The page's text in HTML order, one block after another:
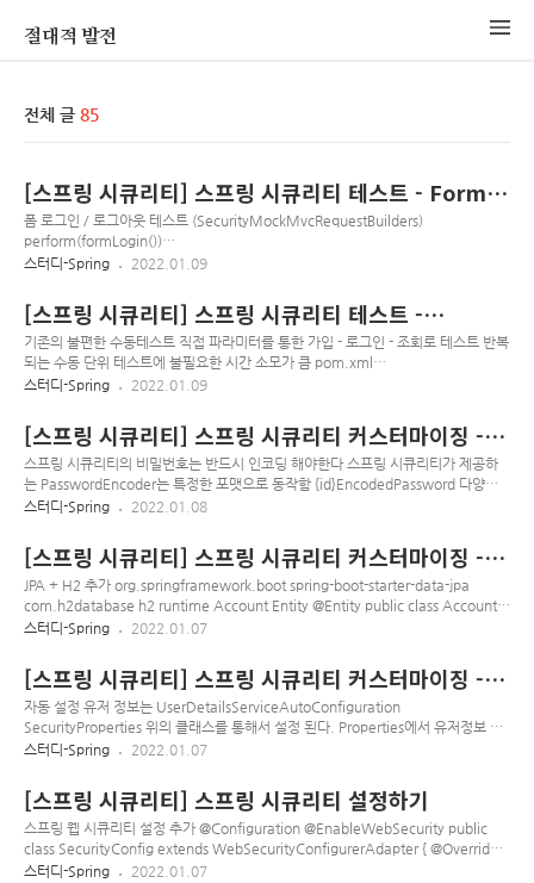
절대적 발전
전체 글 85
[스프링 시큐리티] 스프링 시큐리티 테스트 - Form
Login
폼 로그인 / 로그아웃 테스트 (SecurityMockMvcRequestBuilders)
perform(formLogin())
perform(formLogin().user("admin").password("123")) perform(logout())
username = "twlee"; String password = "123"; Account user =
createUser(username, password);
mockMvc.perform(formLogin().user(user.getUsername()).password(pass
word)) .andExpect(authent..
스터디-Spring 2022.01.09
[스프링 시큐리티] 스프링 시큐리티 테스트 -
RequestPostProcessor, Annotations
기존의 불편한 수동테스트 직접 파라미터를 통한 가입 - 로그인 - 조회로 테스트 반복
되는 수동 단위 테스트에 불필요한 시간 소모가 큼 pom.xml
org.springframework.security spring-security-test test ${spring-
SecurityMockMvcRequestPostProcessors를 이용한 테스트 방법
@ExtendWith(SpringExtension.class) @SpringBootTest
@AutoConfigureMockMvc public class AccountControllerTest {
@Autowired MockMvc mockMvc; @Test public..
스터디-Spring 2022.01.09
[스프링 시큐리티] 스프링 시큐리티 커스터마이징 -
PasswordEncoder
스프링 시큐리티의 비밀번호는 반드시 인코딩 해야한다 스프링 시큐리티가 제공하
는 PasswordEncoder는 특정한 포맷으로 동작함 {id}EncodedPassword 다양한
전략의 패스워드 인코더를 사용할 수 있다. @Bean public PasswordEncoder
PasswordEncoderFactories.createDelegatingPasswordEncoder(); } 위와 같
이 Bean을 등록하면 스프링 시큐리티가 기본적으로 제공하는 다양한 인코더를 사용
할 수 있다 public final class PasswordEncoderFactories { private
PasswordEncoderFactories() { } public static Pas..
스터디-Spring 2022.01.08
[스프링 시큐리티] 스프링 시큐리티 커스터마이징 -
JPA 연동
JPA + H2 추가 org.springframework.boot spring-boot-starter-data-jpa
com.h2database h2 runtime Account Entity @Entity public class Account {
@Id @GeneratedValue private Integer id; @Column(unique = true) private
Integer getId() { return id; } public void setId(Integer id) { this.id = id; }
public String getUsername() { return use..
스터디-Spring 2022.01.07
[스프링 시큐리티] 스프링 시큐리티 커스터마이징 -
인메모리 유저 추가
자동 설정 유저 정보는 UserDetailsServiceAutoConfiguration
SecurityProperties 위의 클래스를 통해서 설정 된다. Properties에서 유저정보 설
정하기 application.properties spring.security.user.name=admin
같이 설정하면 어플리케이션 시작시 자동 설정되던 유저는 사라지고 위의 정보로 세
팅된다. roles도 설정되었기 때문에 /admin 페이지도 접근 가능하다
SecurityConfig에 설정하기 @Configuration @EnableWebSecurity public
class SecurityC..
스터디-Spring 2022.01.07
[스프링 시큐리티] 스프링 시큐리티 설정하기
스프링 웹 시큐리티 설정 추가 @Configuration @EnableWebSecurity public
class SecurityConfig extends WebSecurityConfigurerAdapter { @Override
protected void configure(HttpSecurity http) throws Exception {
스터디-Spring 2022.01.07